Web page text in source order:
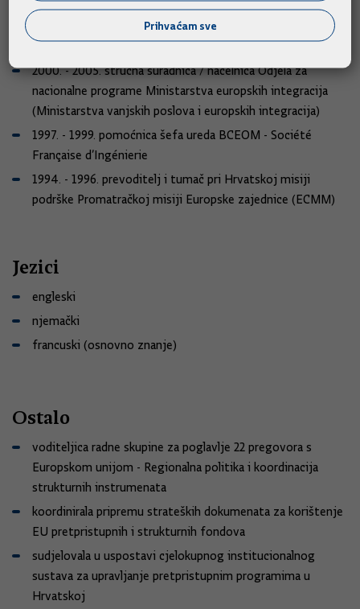
2005. Business Development Manager - Britanski
savjet za kulturne veze (British Council)
2000. - 2005. stručna suradnica / načelnica Odjela za
nacionalne programe Ministarstva europskih integracija
(Ministarstva vanjskih poslova i europskih integracija)
1997. - 1999. pomoćnica šefa ureda BCEOM - Société
Française d’Ingénierie
1994. - 1996. prevoditelj i tumač pri Hrvatskoj misiji
podrške Promatračkoj misiji Europske zajednice (ECMM)
Jezici
engleski
njemački
francuski (osnovno znanje)
Ostalo
voditeljica radne skupine za poglavlje 22 pregovora s
Europskom unijom - Regionalna politika i koordinacija
strukturnih instrumenata
koordinirala pripremu strateških dokumenata za korištenje
EU pretpristupnih i strukturnih fondova
sudjelovala u uspostavi cjelokupnog institucionalnog
sustava za upravljanje pretpristupnim programima u
Hrvatskoj
Prihvaćam sve